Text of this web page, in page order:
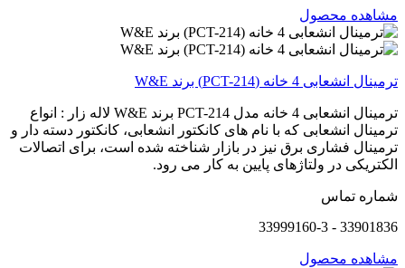
مشاهده محصول
ترمینال انشعابی 4 خانه (PCT-214) برند W&E
ترمینال انشعابی 4 خانه مدل PCT-214 برند W&E لاله زار : انواع
ترمینال انشعابی که با نام های کانکتور انشعابی، کانکتور دسته دار و
ترمینال فشاری برق نیز در بازار شناخته شده است، برای اتصالات
الکتریکی در ولتاژهای پایین به کار می رود.
شماره تماس
33901836 - 33999160-3
مشاهده محصول